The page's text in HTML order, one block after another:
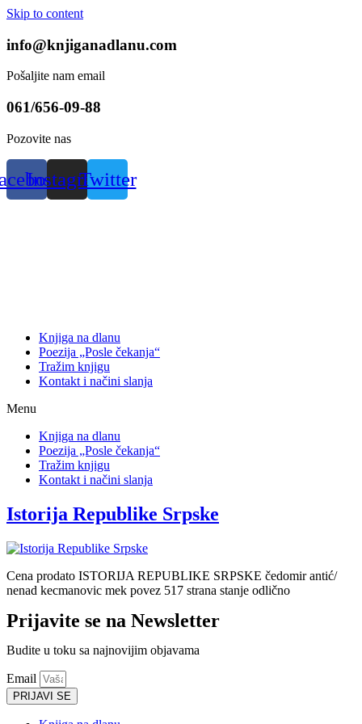
Skip to content
info@knjiganadlanu.com
Pošaljite nam email
061/656-09-88
Pozovite nas
InstagramTwitter
Knjiga na dlanu
Poezija „Posle čekanja“
Tražim knjigu
Kontakt i načini slanja
Menu
Knjiga na dlanu
Poezija „Posle čekanja“
Tražim knjigu
Kontakt i načini slanja
Istorija Republike Srpske
Cena prodato ISTORIJA REPUBLIKE SRPSKE čedomir antić/
nenad kecmanovic mek povez 517 strana stanje odlično
Prijavite se na Newsletter
Budite u toku sa najnovijim objavama
Email
PRIJAVI SE